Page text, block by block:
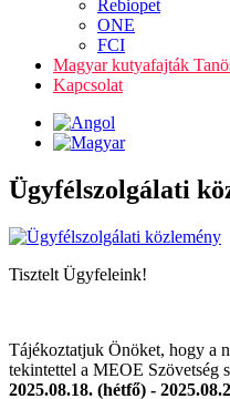
Rebiopet
ONE
FCI
Magyar kutyafajták
Kapcsolat
Ügyfélszolgálati
Tisztelt Ügyfeleink!
Tájékoztatjuk Önöket, hogy a
tekintettel a MEOE Szövetség
2025.08.18. (hétfő) -